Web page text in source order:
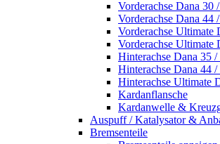
Vorderachse Dana 30
Vorderachse Dana 44
Vorderachse Ultimate
Vorderachse Ultimate
Hinterachse Dana 35
Hinterachse Dana 44
Hinterachse Ultimate
Kardanflansche
Kardanwelle &
Auspuff / Katalysator &
Bremsenteile